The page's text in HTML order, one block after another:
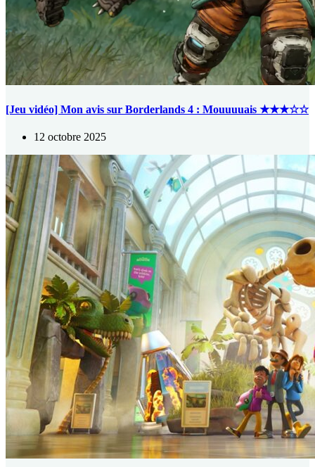
[Jeu vidéo] Mon avis sur Borderlands 4 : Mouuuuais ★★★☆☆
12 octobre 2025